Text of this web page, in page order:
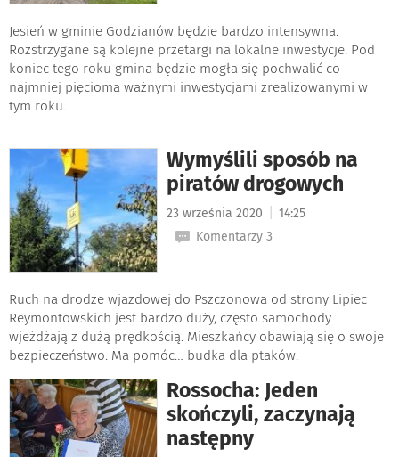
Jesień w gminie Godzianów będzie bardzo intensywna.
Rozstrzygane są kolejne przetargi na lokalne inwestycje. Pod
koniec tego roku gmina będzie mogła się pochwalić co
najmniej pięcioma ważnymi inwestycjami zrealizowanymi w
tym roku.
Wymyślili sposób na
piratów drogowych
23 września 2020
14:25
Komentarzy 3
Ruch na drodze wjazdowej do Pszczonowa od strony Lipiec
Reymontowskich jest bardzo duży, często samochody
wjeżdżają z dużą prędkością. Mieszkańcy obawiają się o swoje
bezpieczeństwo. Ma pomóc… budka dla ptaków.
Rossocha: Jeden
skończyli, zaczynają
następny